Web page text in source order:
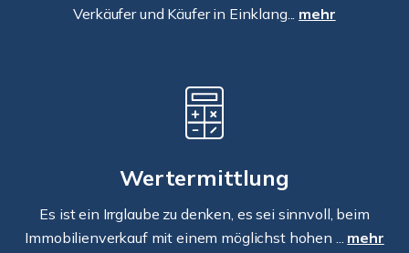
Verkäufer und Käufer in Einklang... mehr
Wertermittlung
Es ist ein Irrglaube zu denken, es sei sinnvoll, beim
Immobilienverkauf mit einem möglichst hohen ... mehr